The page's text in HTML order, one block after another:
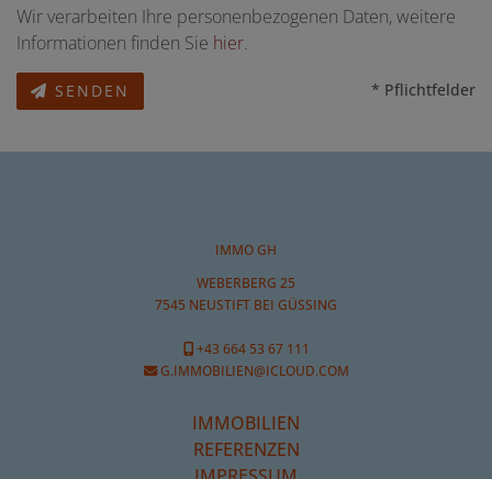
Wir verarbeiten Ihre personenbezogenen Daten, weitere
Informationen finden Sie hier.
SENDEN * Pflichtfelder
IMMO GH
WEBERBERG 25
7545 NEUSTIFT BEI GÜSSING
+43 664 53 67 111
G.IMMOBILIEN@ICLOUD.COM
IMMOBILIEN
REFERENZEN